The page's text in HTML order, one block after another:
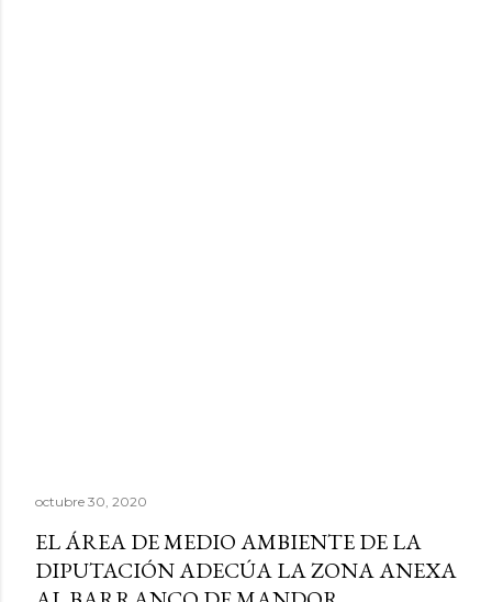
octubre 30, 2020
EL ÁREA DE MEDIO AMBIENTE DE LA
DIPUTACIÓN ADECÚA LA ZONA ANEXA